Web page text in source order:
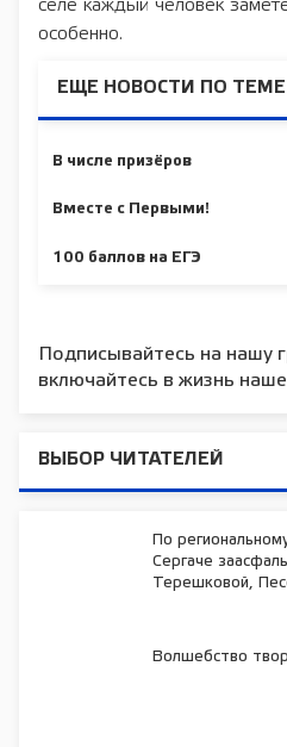
селе каждый человек
особенно.
ЕЩЕ НОВОСТИ ПО ТЕМЕ
В числе призёров
Вместе с Первыми!
100 баллов на ЕГЭ
Подписывайтесь на нашу
включайтесь в жизнь
ВЫБОР ЧИТАТЕЛЕЙ
По
Сергаче
Терешковой,
Волшебство